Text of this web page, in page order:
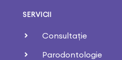
SERVICII
Consultație
Parodontologie